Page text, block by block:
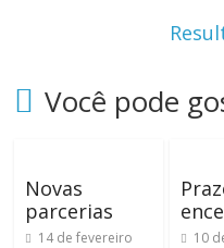
Você pode
Novas
parcerias
14 de fevereiro
10